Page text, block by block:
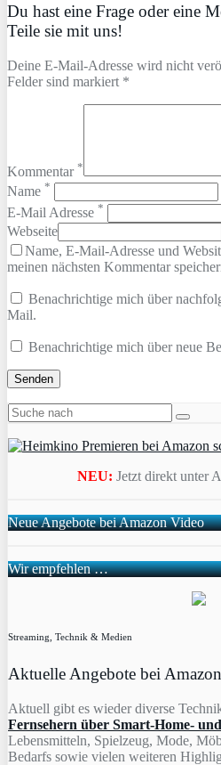
Du hast eine Frage oder eine
Teile sie mit uns!
Deine E-Mail-Adresse wird nicht
Felder sind markiert *
Kommentar *
Name *
E-Mail Adresse *
Webseite
Name, E-Mail-Adresse und
meinen nächsten Kommentar
Benachrichtige mich über
Mail.
Benachrichtige mich über neue
NEU: Jetzt direkt unter
Neue Angebote bei Amazon Video
Wir empfehlen …
Streaming, Technik & Medien
Aktuelle Angebote bei Amazon
Aktuell gibt es wieder diverse
Fernsehern über Smart-Home-
Lebensmitteln, Spielzeug, Mode,
Bedarfs sowie vielen weiteren